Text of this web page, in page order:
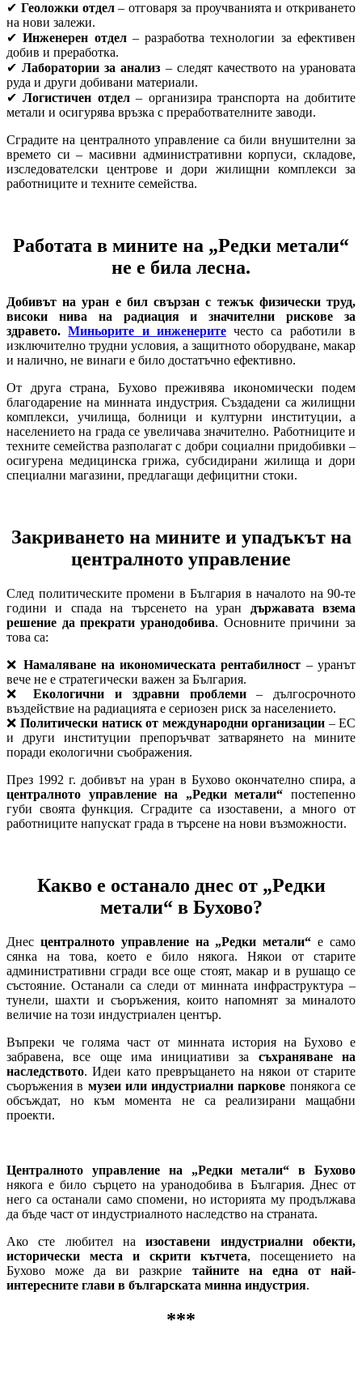
✔ Геоложки отдел– отговаря за проучванията и откриването
на нови залежи.
✔Инженерен отдел– разработва технологии за ефективен
добив и преработка.
✔Лаборатории за анализ – следят качеството на урановата
руда и други добивани материали.
✔Логистичен отдел– организира транспорта на добитите
метали и осигурява връзка с преработвателните заводи.
Сградите на централното управление са били внушителни за
времето си – масивни административни корпуси, складове,
изследователски центрове и дори жилищни комплекси за
работниците и техните семейства.
Работата в мините на „Редки метали“
не е била лесна.
Добивът на уран е бил свързан с тежък физически труд,
високи нива на радиация и значителни рискове за
здравето. Миньорите и инженеритечесто са работили в
изключително трудни условия, а защитното оборудване, макар
и налично, не винаги е било достатъчно ефективно.
От друга страна, Бухово преживява икономически подем
благодарение на минната индустрия. Създадени са жилищни
комплекси, училища, болници и културни институции, а
населението на града се увеличава значително. Работниците и
техните семейства разполагат с добри социални придобивки –
осигурена медицинска грижа, субсидирани жилища и дори
специални магазини, предлагащи дефицитни стоки.
Закриването на мините и упадъкът на
централното управление
След политическите промени в България в началото на 90-те
години и спада на търсенето на уран държавата взема
решение да прекрати уранодобива. Основните причини за
това са:
❌ Намаляване на икономическата рентабилност – уранът
вече не е стратегически важен за България.
❌Екологични и здравни проблеми– дългосрочното
въздействие на радиацията е сериозен риск за населението.
❌ Политически натиск от международни организации – ЕС
и други институции препоръчват затварянето на мините
поради екологични съображения.
През 1992 г. добивът на уран в Бухово окончателно спира, а
централното управление на „Редки метали“ постепенно
губи своята функция. Сградите са изоставени, а много от
работниците напускат града в търсене на нови възможности.
Какво е останало днес от „Редки
метали“ в Бухово?
Днес централното управление на „Редки метали“ е само
сянка на това, което е било някога. Някои от старите
административни сгради все още стоят, макар и в рушащо се
състояние. Останали са следи от минната инфраструктура –
тунели, шахти и съоръжения, които напомнят за миналото
величие на този индустриален център.
Въпреки че голяма част от минната история на Бухово е
забравена, все още има инициативи за съхраняване на
наследството. Идеи като превръщането на някои от старите
съоръжения в музеи или индустриални паркове понякога се
обсъждат, но към момента не са реализирани мащабни
проекти.
Централното управление на „Редки метали“ в Бухово
някога е било сърцето на уранодобива в България. Днес от
него са останали само спомени, но историята му продължава
да бъде част от индустриалното наследство на страната.
Ако сте любител наизоставени индустриални обекти,
исторически места и скрити кътчета, посещението на
Бухово може да ви разкрие тайните на една от най-
интересните глави в българската минна индустрия.
***